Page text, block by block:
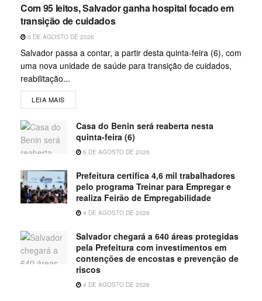
Com 95 leitos, Salvador ganha hospital focado em
transição de cuidados
6 DE AGOSTO DE 2026
Salvador passa a contar, a partir desta quinta-feira (6), com
uma nova unidade de saúde para transição de cuidados,
reabilitação...
LEIA MAIS
Casa do Benin será reaberta nesta
quinta-feira (6)
6 DE AGOSTO DE 2026
Prefeitura certifica 4,6 mil trabalhadores
pelo programa Treinar para Empregar e
realiza Feirão de Empregabilidade
4 DE AGOSTO DE 2026
Salvador chegará a 640 áreas protegidas
pela Prefeitura com investimentos em
contenções de encostas e prevenção de
riscos
4 DE AGOSTO DE 2026